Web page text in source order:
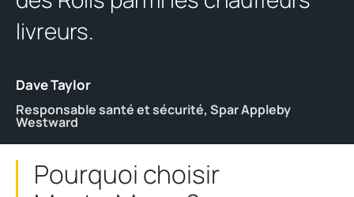
livreurs.
Dave Taylor
Responsable santé et sécurité, Spar Appleby
Westward
Pourquoi choisir